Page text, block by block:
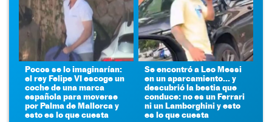
Pocos se lo imaginarían:
el rey Felipe VI escoge un
coche de una marca
española para moverse
por Palma de Mallorca y
esto es lo que cuesta
Se encontró a Leo Messi
en un aparcamiento... y
descubrió la bestia que
conduce: no es un Ferrari
ni un Lamborghini y esto
es lo que cuesta